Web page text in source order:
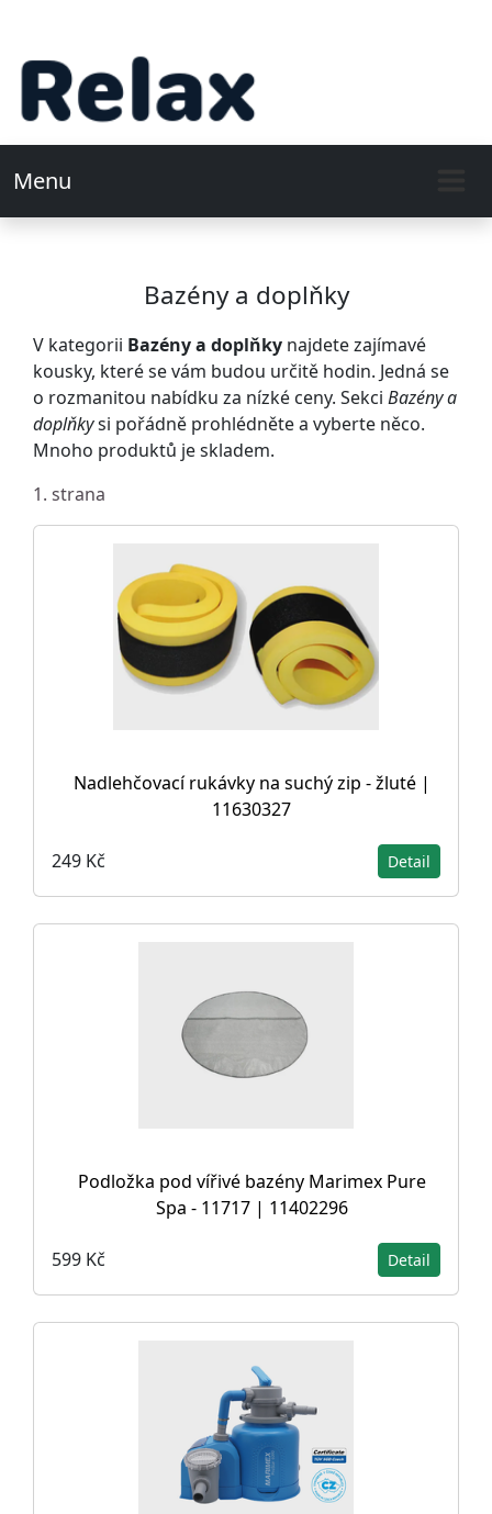
Menu
Bazény a doplňky
V kategorii Bazény a doplňky najdete zajímavé
kousky, které se vám budou určitě hodin. Jedná se
o rozmanitou nabídku za nízké ceny. Sekci Bazény a
doplňkysi pořádně prohlédněte a vyberte něco.
Mnoho produktů je skladem.
1. strana
Nadlehčovací rukávky na suchý zip - žluté |
11630327
249 Kč Detail
Podložka pod vířivé bazény Marimex Pure
Spa - 11717 | 11402296
599 Kč Detail